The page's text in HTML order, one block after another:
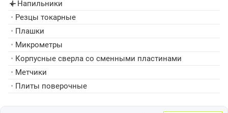
▸ Напильники
• Резцы токарные
• Плашки
• Микрометры
• Корпусные сверла со сменными пластинами
• Метчики
• Плиты поверочные